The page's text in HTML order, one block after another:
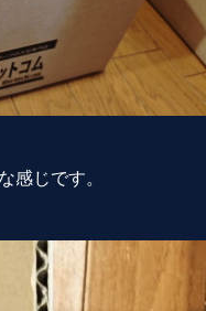
感じです。